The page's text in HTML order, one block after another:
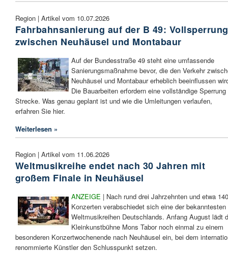
Region | Artikel vom 10.07.2026
Fahrbahnsanierung auf der B 49: Vollsperrung
zwischen Neuhäusel und Montabaur
Auf der Bundesstraße 49 steht eine umfassende
Sanierungsmaßnahme bevor, die den Verkehr
Neuhäusel und Montabaur erheblich beeinflussen
Die Bauarbeiten erfordern eine vollständige Sperrung
Strecke. Was genau geplant ist und wie die Umleitungen verlaufen,
erfahren Sie hier.
Weiterlesen »
Region | Artikel vom 11.06.2026
Weltmusikreihe endet nach 30 Jahren mit
großem Finale in Neuhäusel
ANZEIGE | Nach rund drei Jahrzehnten und etwa 140
Konzerten verabschiedet sich eine der bekanntesten
Weltmusikreihen Deutschlands. Anfang August lädt
Kleinkunstbühne Mons Tabor noch einmal zu einem
besonderen Konzertwochenende nach Neuhäusel ein, bei dem
renommierte Künstler den Schlusspunkt setzen.